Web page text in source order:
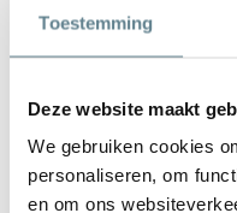
Toestemming
Deze website maakt
We gebruiken cookies
personaliseren, om
en om ons
team!
Start chat
Mail
Whatsapp0344-